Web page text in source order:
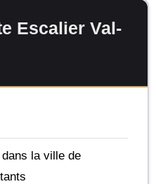
Escalier Val-
la ville de